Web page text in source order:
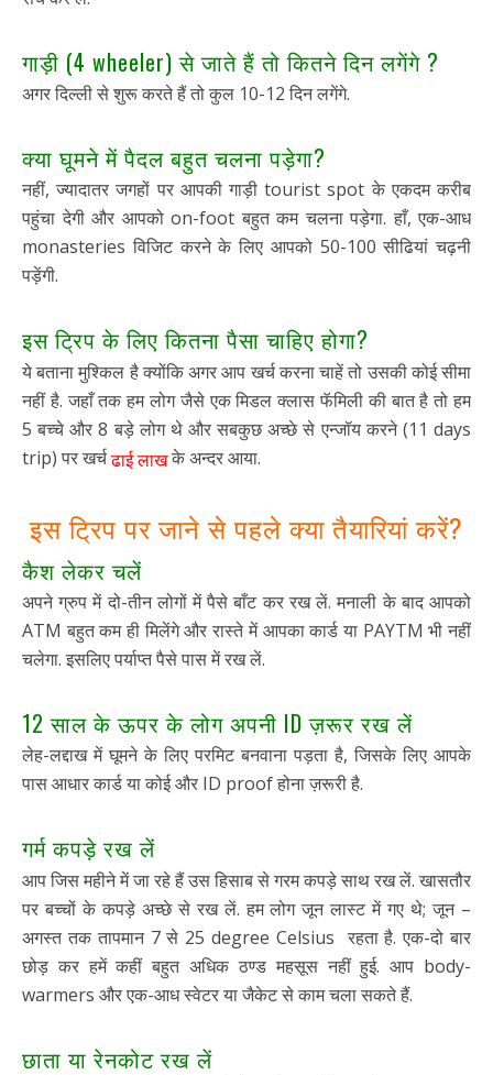
गाड़ी (4 wheeler) से जाते हैं तो कितने दिन लगेंगे ?
अगर दिल्ली से शुरू करते हैं तो कुल 10-12 दिन लगेंगे.
क्या घूमने में पैदल बहुत चलना पड़ेगा?
नहीं, ज्यादातर जगहों पर आपकी गाड़ी tourist spot के एकदम करीब
पहुंचा देगी और आपको on-foot बहुत कम चलना पड़ेगा. हाँ, एक-आध
monasteries विजिट करने के लिए आपको 50-100 सीढियां चढ़नी
पड़ेंगी.
इस ट्रिप के लिए कितना पैसा चाहिए होगा?
ये बताना मुश्किल है क्योंकि अगर आप खर्च करना चाहें तो उसकी कोई सीमा
नहीं है. जहाँ तक हम लोग जैसे एक मिडल क्लास फॅमिली की बात है तो हम
5 बच्चे और 8 बड़े लोग थे और सबकुछ अच्छे से एन्जॉय करने (11 days
trip) पर खर्चढाई लाखके अन्दर आया.
इस ट्रिप पर जाने से पहले क्या तैयारियां करें?
कैश लेकर चलें
अपने ग्रुप में दो-तीन लोगों में पैसे बाँट कर रख लें. मनाली के बाद आपको
ATM बहुत कम ही मिलेंगे और रास्ते में आपका कार्ड या PAYTM भी नहीं
चलेगा. इसलिए पर्याप्त पैसे पास में रख लें.
12 साल के ऊपर के लोग अपनी ID ज़रूर रख लें
लेह-लद्दाख में घूमने के लिए परमिट बनवाना पड़ता है, जिसके लिए आपके
पास आधार कार्ड या कोई और ID proof होना ज़रूरी है.
गर्म कपड़े रख लें
आप जिस महीने में जा रहे हैं उस हिसाब से गरम कपड़े साथ रख लें. खासतौर
पर बच्चों के कपड़े अच्छे से रख लें. हम लोग जून लास्ट में गए थे; जून –
अगस्त तक तापमान 7 से 25 degree Celsius रहता है. एक-दो बार
छोड़ कर हमें कहीं बहुत अधिक ठण्ड महसूस नहीं हुई. आप body-
warmers और एक-आध स्वेटर या जैकेट से काम चला सकते हैं.
छाता या रेनकोट रख लें